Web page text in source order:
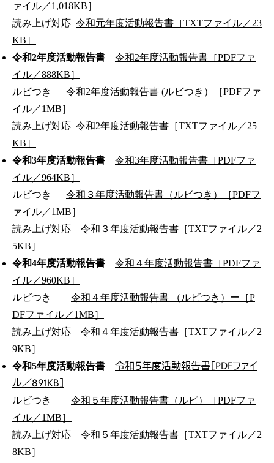
ァイル／1,018KB］
読み上げ対応 令和元年度活動報告書［TXTファイル／23
KB］
令和2年度活動報告書
令和2年度活動報告書［PDFファ
イル／888KB］
ルビつき 令和2年度活動報告書 (ルビつき）［PDFファ
イル／1MB］
読み上げ対応 令和2年度活動報告書［TXTファイル／25
KB］
令和3年度活動報告書
令和3年度活動報告書［PDFファ
イル／964KB］
ルビつき 令和３年度活動報告書（ルビつき）［PDFフ
ァイル／1MB］
読み上げ対応 令和３年度活動報告書［TXTファイル／2
5KB］
令和4年度活動報告書 令和４年度活動報告書［PDFファ
イル／960KB］
ルビつき 令和４年度活動報告書 （ルビつき）ー［P
DFファイル／1MB］
読み上げ対応 令和４年度活動報告書［TXTファイル／2
9KB］
令和5年度活動報告書
令和５年度活動報告書［PDFファイ
ル／891KB］
ルビつき 令和５年度活動報告書（ルビ）［PDFファ
イル／1MB］
読み上げ対応 令和５年度活動報告書［TXTファイル／2
8KB］